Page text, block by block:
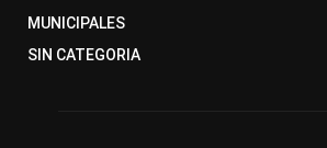
MUNICIPALES
SIN CATEGORIA